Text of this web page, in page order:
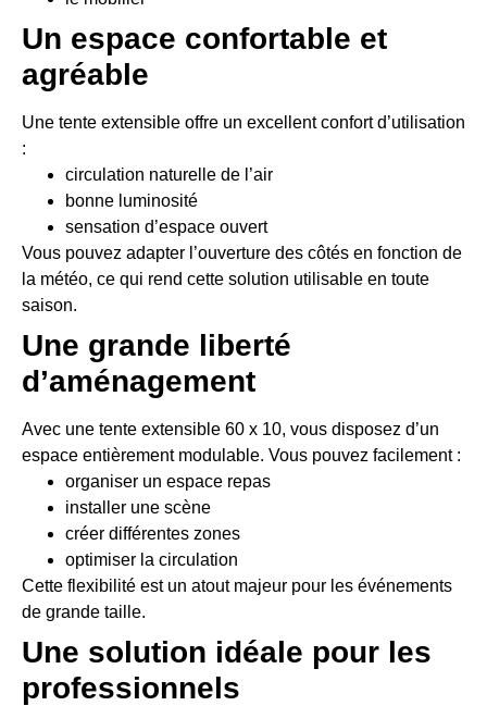
Un espace confortable et
agréable
Une tente extensible offre un excellent confort d’utilisation
:
circulation naturelle de l’air
bonne luminosité
sensation d’espace ouvert
Vous pouvez adapter l’ouverture des côtés en fonction de
la météo, ce qui rend cette solution utilisable en toute
saison.
Une grande liberté
d’aménagement
Avec une tente extensible 60 x 10, vous disposez d’un
espace entièrement modulable. Vous pouvez facilement :
organiser un espace repas
installer une scène
créer différentes zones
optimiser la circulation
Cette flexibilité est un atout majeur pour les événements
de grande taille.
Une solution idéale pour les
professionnels